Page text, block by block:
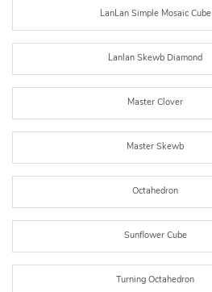
LanLan Simple Mosaic Cube
Lanlan Skewb Diamond
Master Clover
Master Skewb
Octahedron
Sunflower Cube
Turning Octahedron